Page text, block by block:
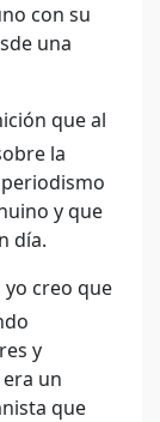
con su
una
que al
la
y que
día.
yo creo que
y
un
que